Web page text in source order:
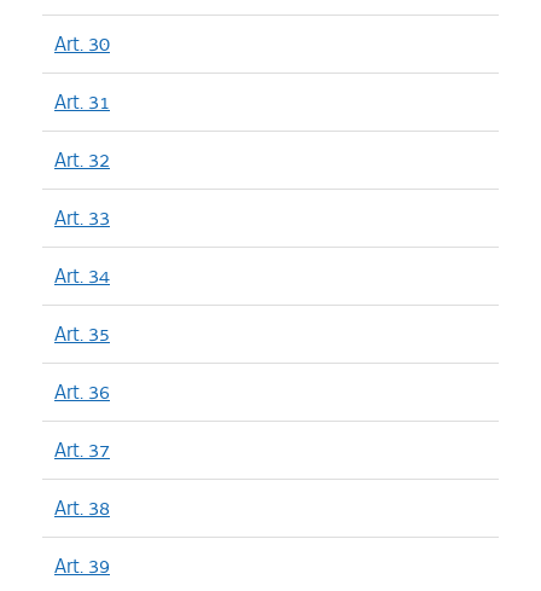
Art. 30
Art. 31
Art. 32
Art. 33
Art. 34
Art. 35
Art. 36
Art. 37
Art. 38
Art. 39